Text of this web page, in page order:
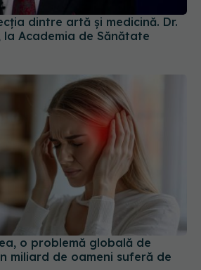
la Academia de Sănătate
miliard de oameni suferă de